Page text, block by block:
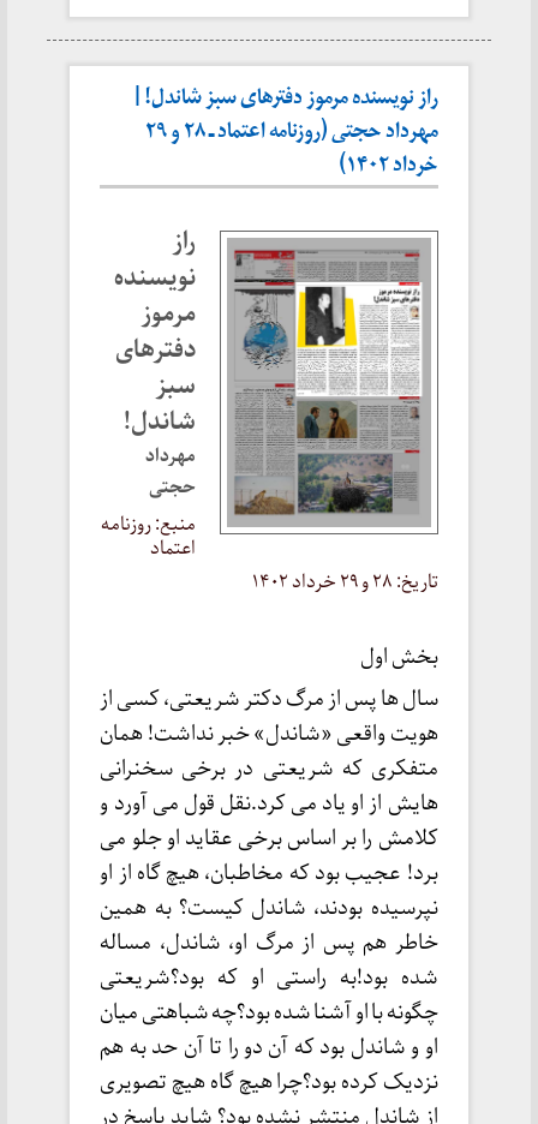
راز نویسنده مرموز دفترهای سبز شاندل! |
مهرداد حجتی (روزنامه اعتماد ـ ۲۸ و ۲۹
خرداد ۱۴۰۲)
راز
نویسنده
مرموز
دفترهای
سبز
شاندل!
مهرداد
حجتی
منبع: روزنامه
اعتماد
تاریخ: ۲۸ و ۲۹ خرداد ۱۴۰۲
بخش اول
سال ها پس از مرگ دکتر شریعتی، کسی از
هویت واقعی «شاندل» خبر نداشت! همان
متفکری که شریعتی در برخی سخنرانی
هایش از او یاد می کرد.نقل قول می آورد و
کلامش را بر اساس برخی عقاید او جلو می
برد! عجیب بود که مخاطبان، هیچ گاه از او
نپرسیده بودند، شاندل کیست؟ به همین
خاطر هم پس از مرگ او، شاندل، مساله
شده بود!به راستی او که بود؟شریعتی
چگونه با او آشنا شده بود؟چه شباهتی میان
او و شاندل بود که آن دو را تا آن حد به هم
نزدیک کرده بود؟چرا هیچ گاه هیچ تصویری